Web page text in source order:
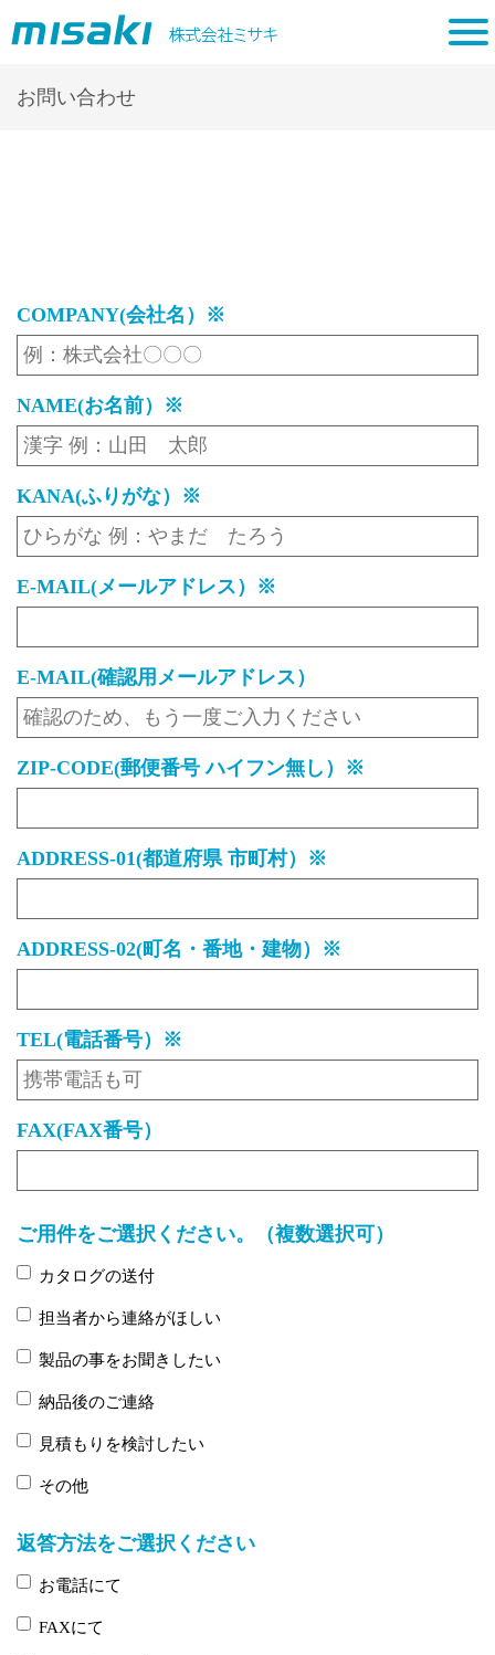
お問い合わせ
COMPANY(会社名）※
NAME(お名前）※
KANA(ふりがな）※
E-MAIL(メールアドレス）※
E-MAIL(確認用メールアドレス）
ZIP-CODE(郵便番号 ハイフン無し）※
ADDRESS-01(都道府県 市町村）※
ADDRESS-02(町名・番地・建物）※
TEL(電話番号）※
FAX(FAX番号）
ご用件をご選択ください。（複数選択可）
カタログの送付
担当者から連絡がほしい
製品の事をお聞きしたい
納品後のご連絡
見積もりを検討したい
その他
返答方法をご選択ください
お電話にて
FAXにて